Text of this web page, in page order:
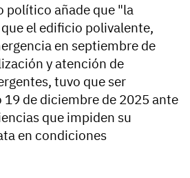
político añade que "la
el edificio polivalente,
en septiembre de
y atención de
tuvo que ser
19 de diciembre de 2025 ante
que impiden su
en condiciones